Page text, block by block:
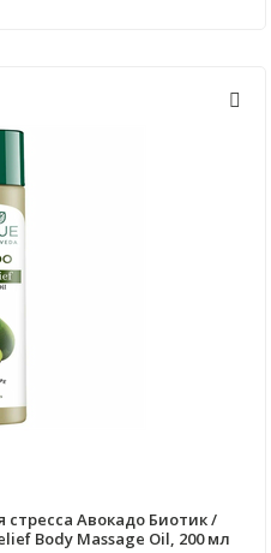
Авокадо Биотик /
Body Massage Oil, 200 мл